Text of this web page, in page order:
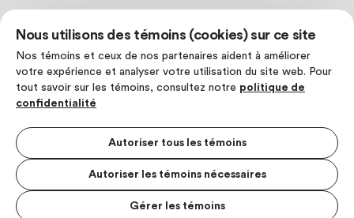
Nous utilisons des témoins (cookies) sur ce site
Nos témoins et ceux de nos partenaires aident à améliorer
votre expérience et analyser votre utilisation du site web. Pour
tout savoir sur les témoins, consultez notre politique de
confidentialité
Autoriser tous les témoins
Autoriser les témoins nécessaires
Gérer les témoins
MENU